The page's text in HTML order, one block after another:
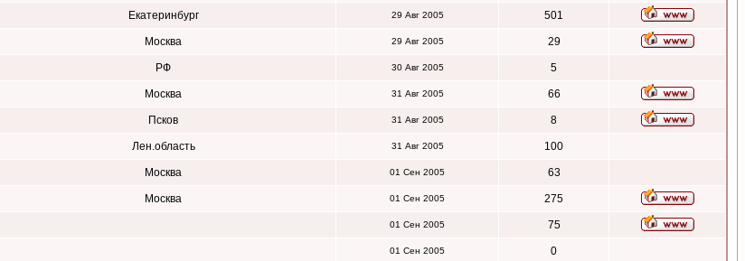
Екатеринбург 29 Авг 2005 501
Москва 29 Авг 2005 29
РФ 30 Авг 2005 5
Москва 31 Авг 2005 66
Псков 31 Авг 2005 8
Лен.область 31 Авг 2005 100
Москва 01 Сен 2005 63
Москва 01 Сен 2005 275
01 Сен 2005 75
01 Сен 2005 0